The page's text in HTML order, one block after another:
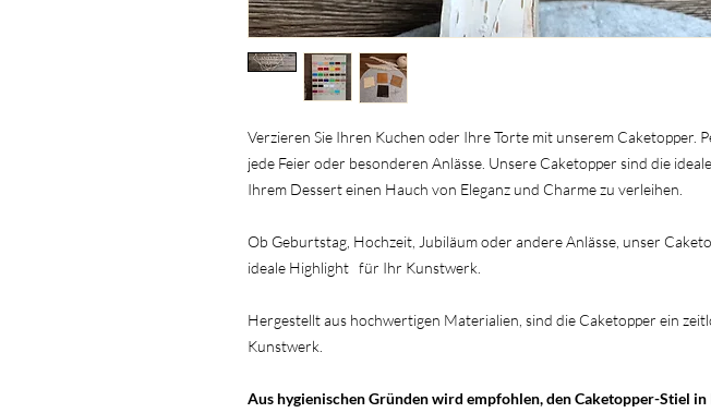
Verzieren Sie Ihren Kuchen oder Ihre Torte mit unserem Caketopper.
jede Feier oder besonderen Anlässe. Unsere Caketopper sind die
Ihrem Dessert einen Hauch von Eleganz und Charme zu verleihen.
Ob Geburtstag, Hochzeit, Jubiläum oder andere Anlässe, unser
ideale Highlight für Ihr Kunstwerk.
Hergestellt aus hochwertigen Materialien, sind die Caketopper ein
Kunstwerk.
Aus hygienischen Gründen wird empfohlen, den Caketopper-Stiel